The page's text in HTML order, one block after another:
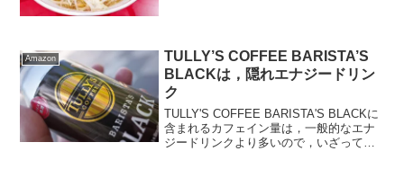
Amazon
TULLY’S COFFEE BARISTA’S
BLACKは，隠れエナジードリン
ク
TULLY'S COFFEE BARISTA'S BLACKに
含まれるカフェイン量は，一般的なエナ
ジードリンクより多いので，いざってい